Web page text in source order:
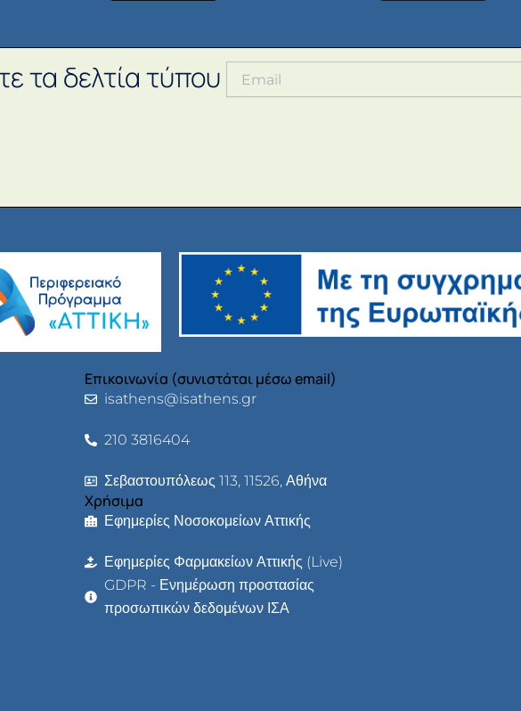
τα δελτία τύπου
Επικοινωνία (συνιστάται μέσω email)
isathens@isathens.gr
210 3816404
Σεβαστουπόλεως 113, 11526, Αθήνα
Χρήσιμα
Εφημερίες Νοσοκομείων Αττικής
Εφημερίες Φαρμακείων Αττικής (Live)
GDPR - Ενημέρωση προστασίας
προσωπικών δεδομένων ΙΣΑ